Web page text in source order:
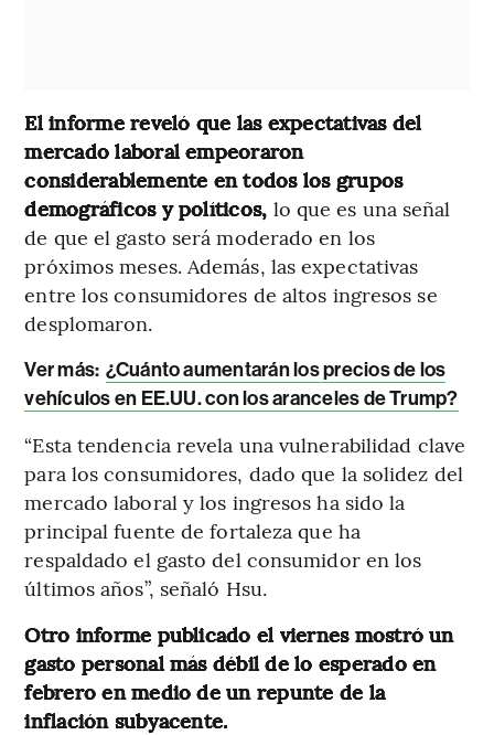
El informe reveló que las expectativas del
mercado laboral empeoraron
considerablemente en todos los grupos
demográficos y políticos, lo que es una señal
de que el gasto será moderado en los
próximos meses. Además, las expectativas
entre los consumidores de altos ingresos se
desplomaron.
Ver más: ¿Cuánto aumentarán los precios de los
vehículos en EE.UU. con los aranceles de Trump?
“Esta tendencia revela una vulnerabilidad clave
para los consumidores, dado que la solidez del
mercado laboral y los ingresos ha sido la
principal fuente de fortaleza que ha
respaldado el gasto del consumidor en los
últimos años”, señaló Hsu.
Otro informe publicado el viernes mostró un
gasto personal más débil de lo esperado en
febrero en medio de un repunte de la
inflación subyacente.